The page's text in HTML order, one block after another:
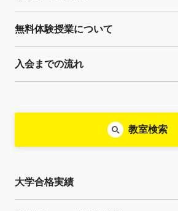
無料体験授業について
入会までの流れ
教室検索
大学合格実績